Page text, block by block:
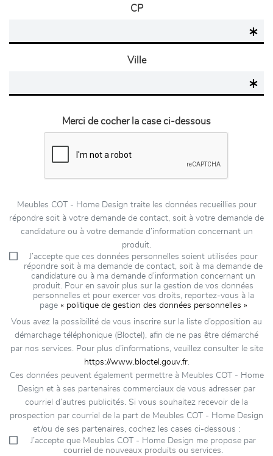
CP
Ville
Merci de cocher la case ci-dessous
Meubles COT - Home Design traite les données recueillies pour
répondre soit à votre demande de contact, soit à votre demande de
candidature ou à votre demande d’information concernant un
produit.
J’accepte que ces données personnelles soient utilisées pour
répondre soit à ma demande de contact, soit à ma demande de
candidature ou à ma demande d’information concernant un
produit. Pour en savoir plus sur la gestion de vos données
personnelles et pour exercer vos droits, reportez-vous à la
page « politique de gestion des données personnelles »
Vous avez la possibilité de vous inscrire sur la liste d’opposition au
démarchage téléphonique (Bloctel), afin de ne pas être démarché
par nos services. Pour plus d’informations, veuillez consulter le site
https://www.bloctel.gouv.fr.
Ces données peuvent également permettre à Meubles COT - Home
Design et à ses partenaires commerciaux de vous adresser par
courriel d’autres publicités. Si vous souhaitez recevoir de la
prospection par courriel de la part de Meubles COT - Home Design
et/ou de ses partenaires, cochez les cases ci-dessous :
J’accepte que Meubles COT - Home Design me propose par
courriel de nouveaux produits ou services.